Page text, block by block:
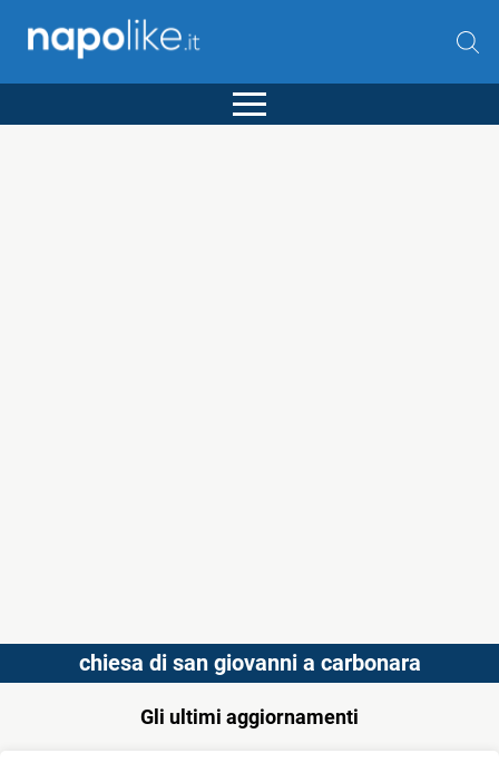
chiesa di san giovanni a carbonara
Gli ultimi aggiornamenti